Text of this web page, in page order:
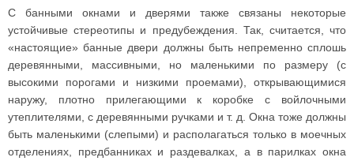
С банными окнами и дверями также связаны некоторые
устойчивые стереотипы и предубеждения. Так, считается, что
«настоящие» банные двери должны быть непременно сплошь
деревянными, массивными, но маленькими по размеру (с
высокими порогами и низкими проемами), открывающимися
наружу, плотно прилегающими к коробке с войлочными
утеплителями, с деревянными ручками и т. д. Окна тоже должны
быть маленькими (слепыми) и располагаться только в моечных
отделениях, предбанниках и раздевалках, а в парилках окна